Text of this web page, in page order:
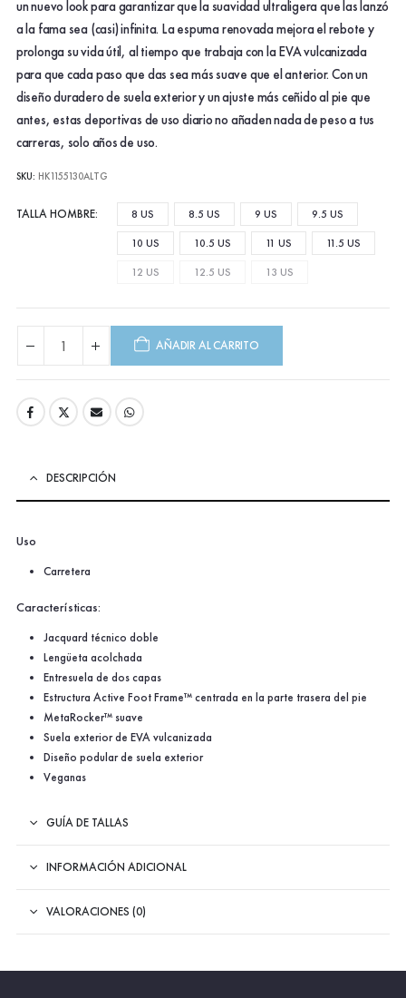
un nuevo look para garantizar que la suavidad ultraligera que las lanzó
a la fama sea (casi) infinita. La espuma renovada mejora el rebote y
prolonga su vida útil, al tiempo que trabaja con la EVA vulcanizada
para que cada paso que das sea más suave que el anterior. Con un
diseño duradero de suela exterior y un ajuste más ceñido al pie que
antes, estas deportivas de uso diario no añaden nada de peso a tus
carreras, solo años de uso.
SKU: HK1155130ALTG
TALLA HOMBRE 8 US 8.5 US 9 US
9.5 US
10 US
10.5 US 11 US
11.5 US
12 US
12.5 US 13 US
AÑADIR AL CARRITO
DESCRIPCIÓN
Uso
Carretera
Características:
Jacquard técnico doble
Lengüeta acolchada
Entresuela de dos capas
Estructura Active Foot Frame™ centrada en la parte trasera del pie
MetaRocker™ suave
Suela exterior de EVA vulcanizada
Diseño podular de suela exterior
Veganas
GUÍA DE TALLAS
INFORMACIÓN ADICIONAL
VALORACIONES (0)